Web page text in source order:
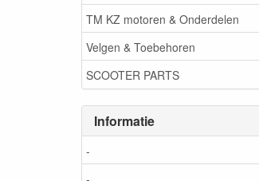
TM KZ motoren & Onderdelen
Velgen & Toebehoren
SCOOTER PARTS
Informatie
-